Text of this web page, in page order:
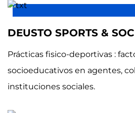
DEUSTO SPORTS &
Prácticas fisico-deportivas :
socioeducativos en agentes,
instituciones sociales.